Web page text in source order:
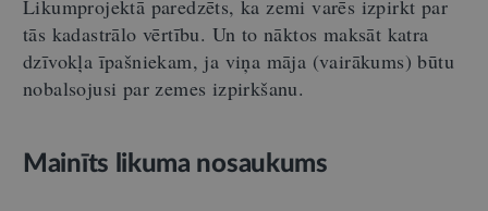
Likumprojektā paredzēts, ka zemi varēs izpirkt par
tās kadastrālo vērtību. Un to nāktos maksāt katra
dzīvokļa īpašniekam, ja viņa māja (vairākums) būtu
nobalsojusi par zemes izpirkšanu.
Mainīts likuma nosaukums